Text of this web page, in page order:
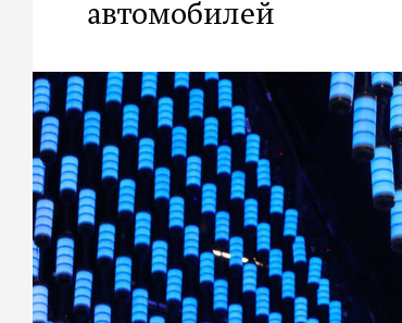
автомобилей